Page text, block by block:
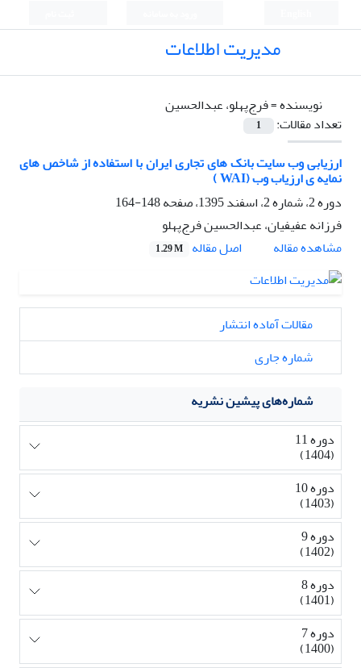
مدیریت اطلاعات
نویسنده =فرج‌پهلو، عبدالحسین
تعداد مقالات:
1
ارزیابی وب سایت بانک های تجاری ایران با استفاده از شاخص های
نمایه ی ارزیاب وب (WAI )
دوره 2، شماره 2، اسفند 1395، صفحه
148-164
فرزانه عفیفیان، عبدالحسین فرج‌پهلو
مشاهده مقاله
اصل مقاله 1.29 M
مقالات آماده انتشار
شماره جاری
شماره‌های پیشین نشریه
دوره 11
(1404)
دوره 10
(1403)
دوره 9
(1402)
دوره 8
(1401)
دوره 7
(1400)